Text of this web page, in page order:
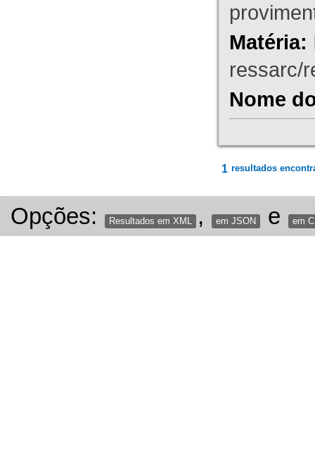
Matéria:
ressarc/
Nome
1 resultados
Opções: Resultados em XML , em JSON e em